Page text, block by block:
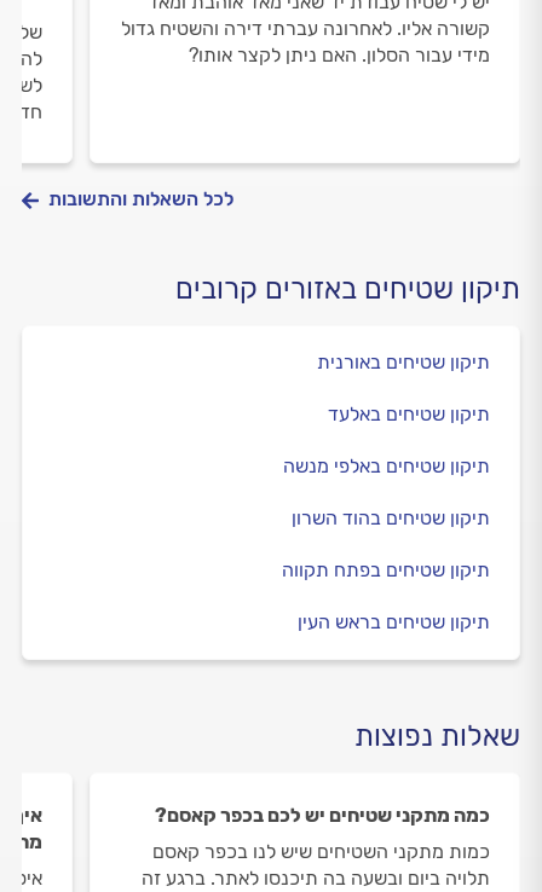
קשורה אליו. לאחרונה עברתי דירה והשטיח גדול
מידי עבור הסלון. האם ניתן לקצר אותו?
לכל השאלות והתשובות
תיקון שטיחים באזורים קרובים
תיקון שטיחים באורנית
תיקון שטיחים באלעד
תיקון שטיחים באלפי מנשה
תיקון שטיחים בהוד השרון
תיקון שטיחים בפתח תקווה
תיקון שטיחים בראש העין
שאלות נפוצות
כמה מתקני שטיחים יש לכם בכפר קאסם?
כמות מתקני השטיחים שיש לנו בכפר קאסם
תלויה ביום ובשעה בה תיכנסו לאתר. ברגע זה
איך